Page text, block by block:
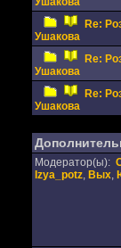
Re:
Ушакова
Re:
Ушакова
Re:
Ушакова
Модератор(ы):
Izya_potz, Вых,